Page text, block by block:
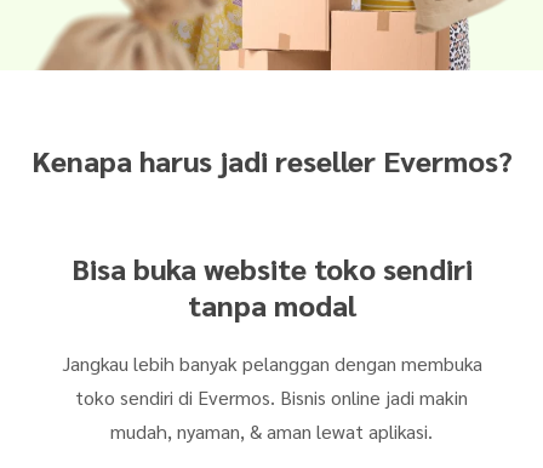
Kenapa harus jadi reseller Evermos?
Bisa buka website toko sendiri
tanpa modal
Jangkau lebih banyak pelanggan dengan membuka
toko sendiri di Evermos. Bisnis online jadi makin
mudah, nyaman, & aman lewat aplikasi.